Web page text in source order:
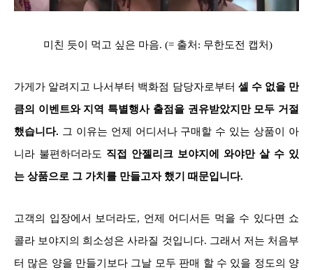
미친 듯이 먹고 싶은 마음. (= 출처: 무한도전 캡처)
가게가 알려지고 나서부터 백화점 담당자로부터 셀 수 없을 만
큼의 이벤트와 지역 특별행사 출점을 권유받았지만 모두 거절
했습니다. 그 이유는 언제 어디서나 구매할 수 있는 상품이 아
니라 불편하더라도 직접 안젤리크 보야지에 와야만 살 수 있
는 상품으로 그 가치를 만들고자 했기 때문입니다.
고객의 입장에서 보더라도, 언제 어디서든 먹을 수 있다면 쇼
콜라 보야지의 희소성은 사라질 것입니다. 그래서 저는 처음부
터 많은 양을 만들기보다 그날 모두 판매 할 수 있을 정도의 양